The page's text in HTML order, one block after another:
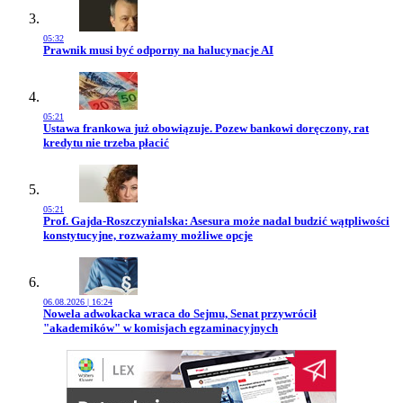
05:32
Przejdź do artykułu:
Prawnik musi być odporny na halucynacje AI
05:21
Przejdź do artykułu:
Ustawa frankowa już obowiązuje. Pozew bankowi doręczony, rat
kredytu nie trzeba płacić
05:21
Przejdź do artykułu:
Prof. Gajda-Roszczynialska: Asesura może nadal budzić wątpliwości
konstytucyjne, rozważamy możliwe opcje
06.08.2026 | 16:24
Przejdź do artykułu:
Nowela adwokacka wraca do Sejmu, Senat przywrócił
"akademików" w komisjach egzaminacyjnych